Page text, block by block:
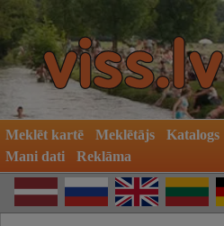
Meklēt kartē Meklētājs Katalogs
Mani dati
Reklāma